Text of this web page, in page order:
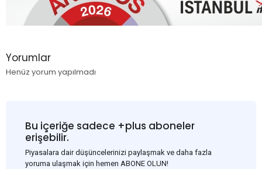
Yorumlar
Henüz yorum yapılmadı
Bu içeriğe sadece +plus aboneler
erişebilir.
Piyasalara dair düşüncelerinizi paylaşmak ve daha fazla
yoruma ulaşmak için hemen ABONE OLUN!